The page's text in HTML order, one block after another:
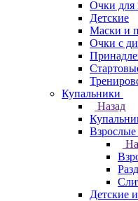
Очки для
Детские
Маски и
Очки с
Купальники
Назад
Детские